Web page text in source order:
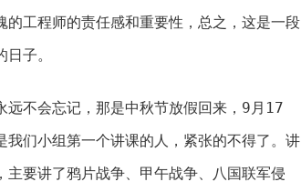
的工程师的责任感和重要性，总之，这是一段
子。
远不会忘记，那是中秋节放假回来，9月17
我们小组第一个讲课的人，紧张的不得了。讲
要讲了鸦片战争、甲午战争、八国联军侵